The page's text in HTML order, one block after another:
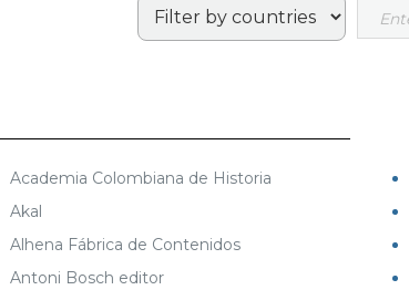
Academia Colombiana de Historia
Akal
Alhena Fábrica de Contenidos
Antoni Bosch editor